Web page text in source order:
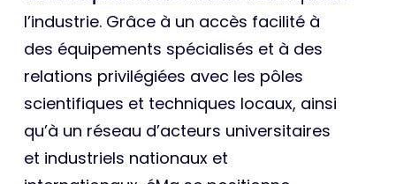
l’industrie. Grâce à un accès facilité à
des équipements spécialisés et à des
relations privilégiées avec les pôles
scientifiques et techniques locaux, ainsi
qu’à un réseau d’acteurs universitaires
et industriels nationaux et